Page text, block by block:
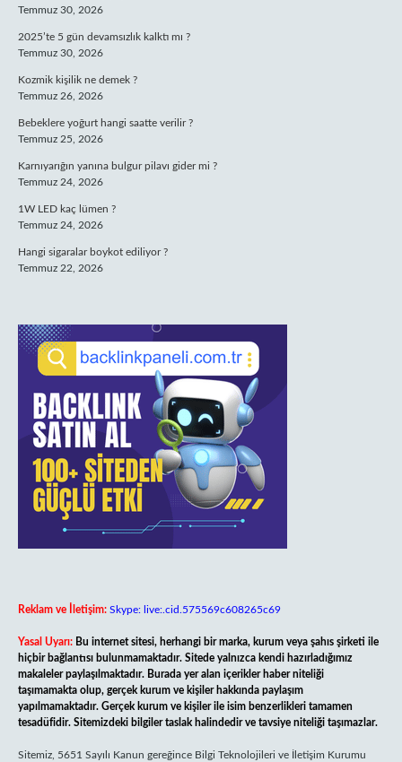
Temmuz 30, 2026
2025’te 5 gün devamsızlık kalktı mı ?
Temmuz 30, 2026
Kozmik kişilik ne demek ?
Temmuz 26, 2026
Bebeklere yoğurt hangi saatte verilir ?
Temmuz 25, 2026
Karnıyarığın yanına bulgur pilavı gider mi ?
Temmuz 24, 2026
1W LED kaç lümen ?
Temmuz 24, 2026
Hangi sigaralar boykot ediliyor ?
Temmuz 22, 2026
Reklam ve İletişim: Skype: live:.cid.575569c608265c69
Yasal Uyarı: Bu internet sitesi, herhangi bir marka, kurum veya şahıs şirketi ile
hiçbir bağlantısı bulunmamaktadır. Sitede yalnızca kendi hazırladığımız
makaleler paylaşılmaktadır. Burada yer alan içerikler haber niteliği
taşımamakta olup, gerçek kurum ve kişiler hakkında paylaşım
yapılmamaktadır. Gerçek kurum ve kişiler ile isim benzerlikleri tamamen
tesadüfidir. Sitemizdeki bilgiler taslak halindedir ve tavsiye niteliği taşımazlar.
Sitemiz, 5651 Sayılı Kanun gereğince Bilgi Teknolojileri ve İletişim Kurumu